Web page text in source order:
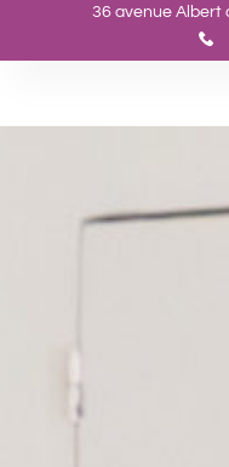
36 avenue Albert